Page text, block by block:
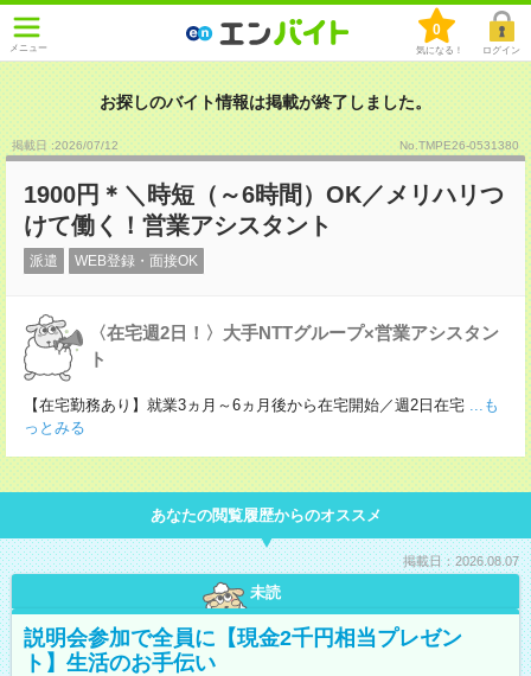
メニュー
0
気になる！ ログイン
お探しのバイト情報は掲載が終了しました。
掲載日 :2026/07/12 No.TMPE26-0531380
1900円＊＼時短（～6時間）OK／メリハリつ
けて働く！営業アシスタント
派遣 WEB登録・面接OK
〈在宅週2日！〉大手NTTグループ×営業アシスタン
ト
【在宅勤務あり】就業3ヵ月～6ヵ月後から在宅開始／週2日在宅 ...も
っとみる
あなたの閲覧履歴からのオススメ
掲載日：2026.08.07
未読
説明会参加で全員に【現金2千円相当プレゼン
ト】生活のお手伝い